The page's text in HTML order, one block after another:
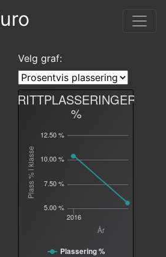
Velg graf:
År
Plass % i klasse
RITTPLASSERINGER
%
2016
10.00 %
5.00 %
7.50 %
12.50 %
Plassering %